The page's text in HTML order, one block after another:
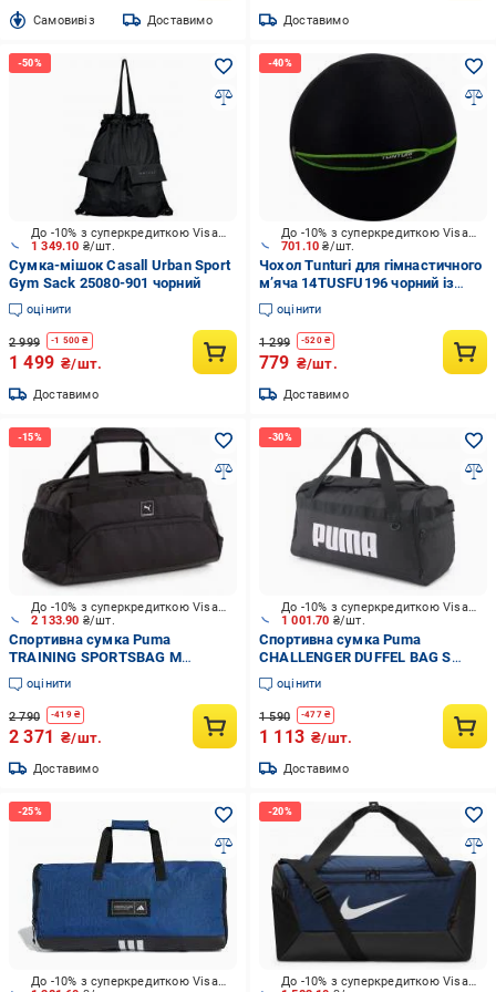
Cамовивіз Доставимо Доставимо
1 349.10 ₴/шт.
До -10% з суперкредиткою Visa Вигода
Сумка-мішок Casall Urban Sport
Gym Sack 25080-901 чорний
оцінити
2 999 -1 500 ₴
1 499 ₴/шт.
Доставимо
701.10₴/шт.
До -10% з суперкредиткою Visa Вигода
Чохол Tunturi для гімнастичного
м’яча 14TUSFU196 чорний із
зеленим
оцінити
1 299 -520₴
779 ₴/шт.
Доставимо
2 133.90 ₴/шт.
До -10% з суперкредиткою Visa Вигода
Спортивна сумка Puma
TRAINING SPORTSBAG M
09092001 24 л чорний
оцінити
2 790 -419₴
2 371 ₴/шт.
Доставимо
1 001.70 ₴/шт.
До -10% з суперкредиткою Visa Вигода
Спортивна сумка Puma
CHALLENGER DUFFEL BAG S
07953001 35 л чорний
оцінити
1 590 -477₴
1 113 ₴/шт.
Доставимо
До -10% з суперкредиткою Visa Вигода
До -10% з суперкредиткою Visa Вигода